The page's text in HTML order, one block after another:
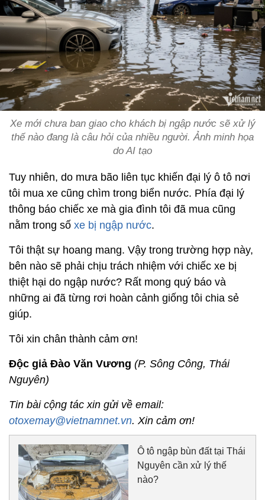
Xe mới chưa ban giao cho khách bị ngập nước sẽ xử lý
thế nào đang là câu hỏi của nhiều người. Ảnh minh họa
do AI tạo
Tuy nhiên, do mưa bão liên tục khiến đại lý ô tô nơi
tôi mua xe cũng chìm trong biển nước. Phía đại lý
thông báo chiếc xe mà gia đình tôi đã mua cũng
nằm trong số xe bị ngập nước.
Tôi thật sự hoang mang. Vậy trong trường hợp này,
bên nào sẽ phải chịu trách nhiệm với chiếc xe bị
thiệt hại do ngập nước? Rất mong quý báo và
những ai đã từng rơi hoàn cảnh giống tôi chia sẻ
giúp.
Tôi xin chân thành cảm ơn!
Độc giả Đào Văn Vương (P. Sông Công, Thái
Nguyên)
Tin bài cộng tác xin gửi về email:
otoxemay@vietnamnet.vn. Xin cảm ơn!
Ô tô ngập bùn đất tại Thái
Nguyên cần xử lý thế
nào?